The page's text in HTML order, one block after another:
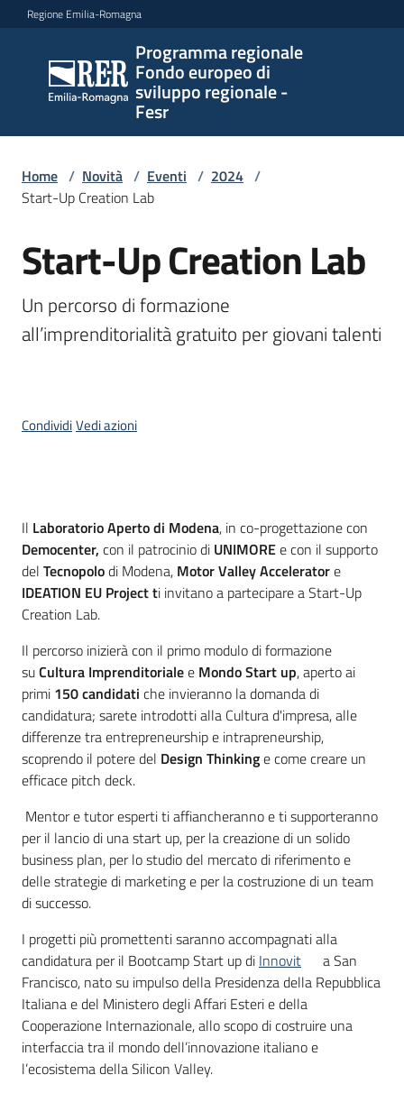
Vai al contenuto
Vai alla navigazione
Vai al footer
Regione Emilia-Romagna
Programma regionale
Fondo europeo di
sviluppo regionale -
Fesr
Programma
regionale
Fondo
europeo di
regionale -
Fesr
Novità
Progetti
e
attività
Comunicazione
e
partecipazione
Seguici
su
Home / Novità / Eventi / 2024 /
Start-Up Creation Lab
Salta al contenuto
Start-Up Creation Lab
Un percorso di formazione
all’imprenditorialità gratuito per giovani talenti
CondividiVedi azioni
Cos'è
Il Laboratorio Aperto di Modena, in co-progettazione con
Democenter, con il patrocinio di UNIMOREe con il supporto
del Tecnopolodi Modena, Motor Valley Acceleratore
IDEATION EU Project ti invitano a partecipare a Start-Up
Creation Lab.
Il percorso inizierà con il primo modulo di formazione
suCultura Imprenditorialee Mondo Start up, aperto ai
primi 150 candidati che invieranno la domanda di
candidatura; sarete introdotti alla Cultura d'impresa, alle
differenze tra entrepreneurship e intrapreneurship,
scoprendo il potere del Design Thinkinge come creare un
efficace pitch deck.
Mentor e tutor esperti ti affiancheranno e ti supporteranno
per il lancio di una start up, per la creazione di un solido
business plan, per lo studio del mercato di riferimento e
delle strategie di marketing e per la costruzione di un team
di successo.
I progetti più promettenti saranno accompagnati alla
candidatura per il Bootcamp Start up di Innovit
a San
Francisco, nato su impulso della Presidenza della Repubblica
Italiana e del Ministero degli Affari Esteri e della
Cooperazione Internazionale, allo scopo di costruire una
interfaccia tra il mondo dell’innovazione italiano e
l’ecosistema della Silicon Valley.